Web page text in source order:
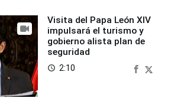
Visita del Papa León XIV
impulsará el turismo y
gobierno alista plan de
seguridad
access_time 2:10